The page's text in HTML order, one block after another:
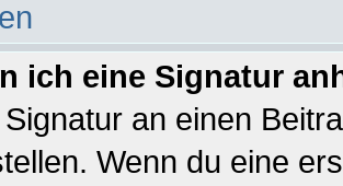
ich eine Signatur
an einen
Wenn du eine